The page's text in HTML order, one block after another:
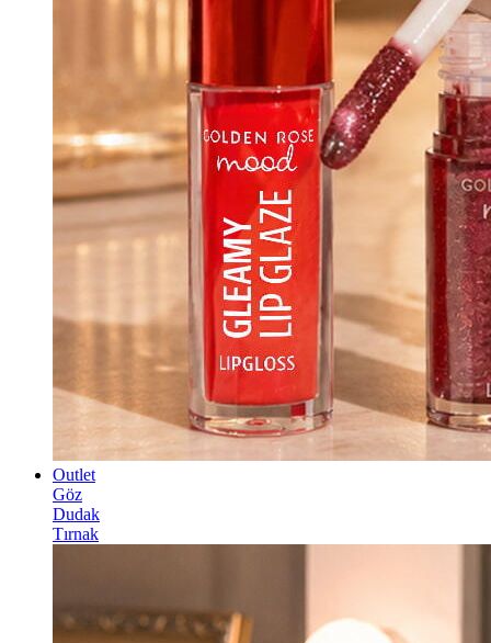
Outlet
Göz
Dudak
Tırnak